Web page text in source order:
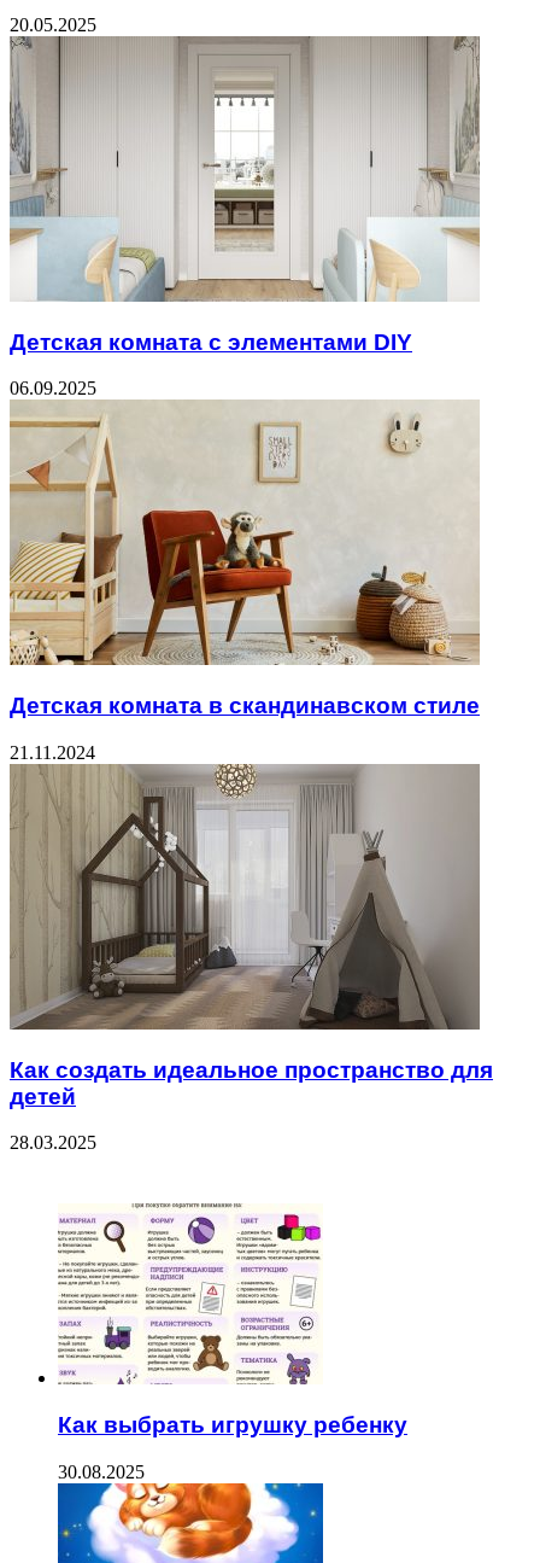
20.05.2025
Детская комната с элементами DIY
06.09.2025
Детская комната в скандинавском стиле
21.11.2024
Как создать идеальное пространство для
детей
28.03.2025
Как выбрать игрушку ребенку
30.08.2025